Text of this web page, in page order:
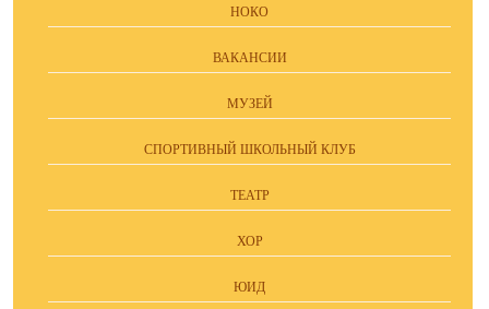
НОКО
ВАКАНСИИ
МУЗЕЙ
СПОРТИВНЫЙ ШКОЛЬНЫЙ КЛУБ
ТЕАТР
ХОР
ЮИД